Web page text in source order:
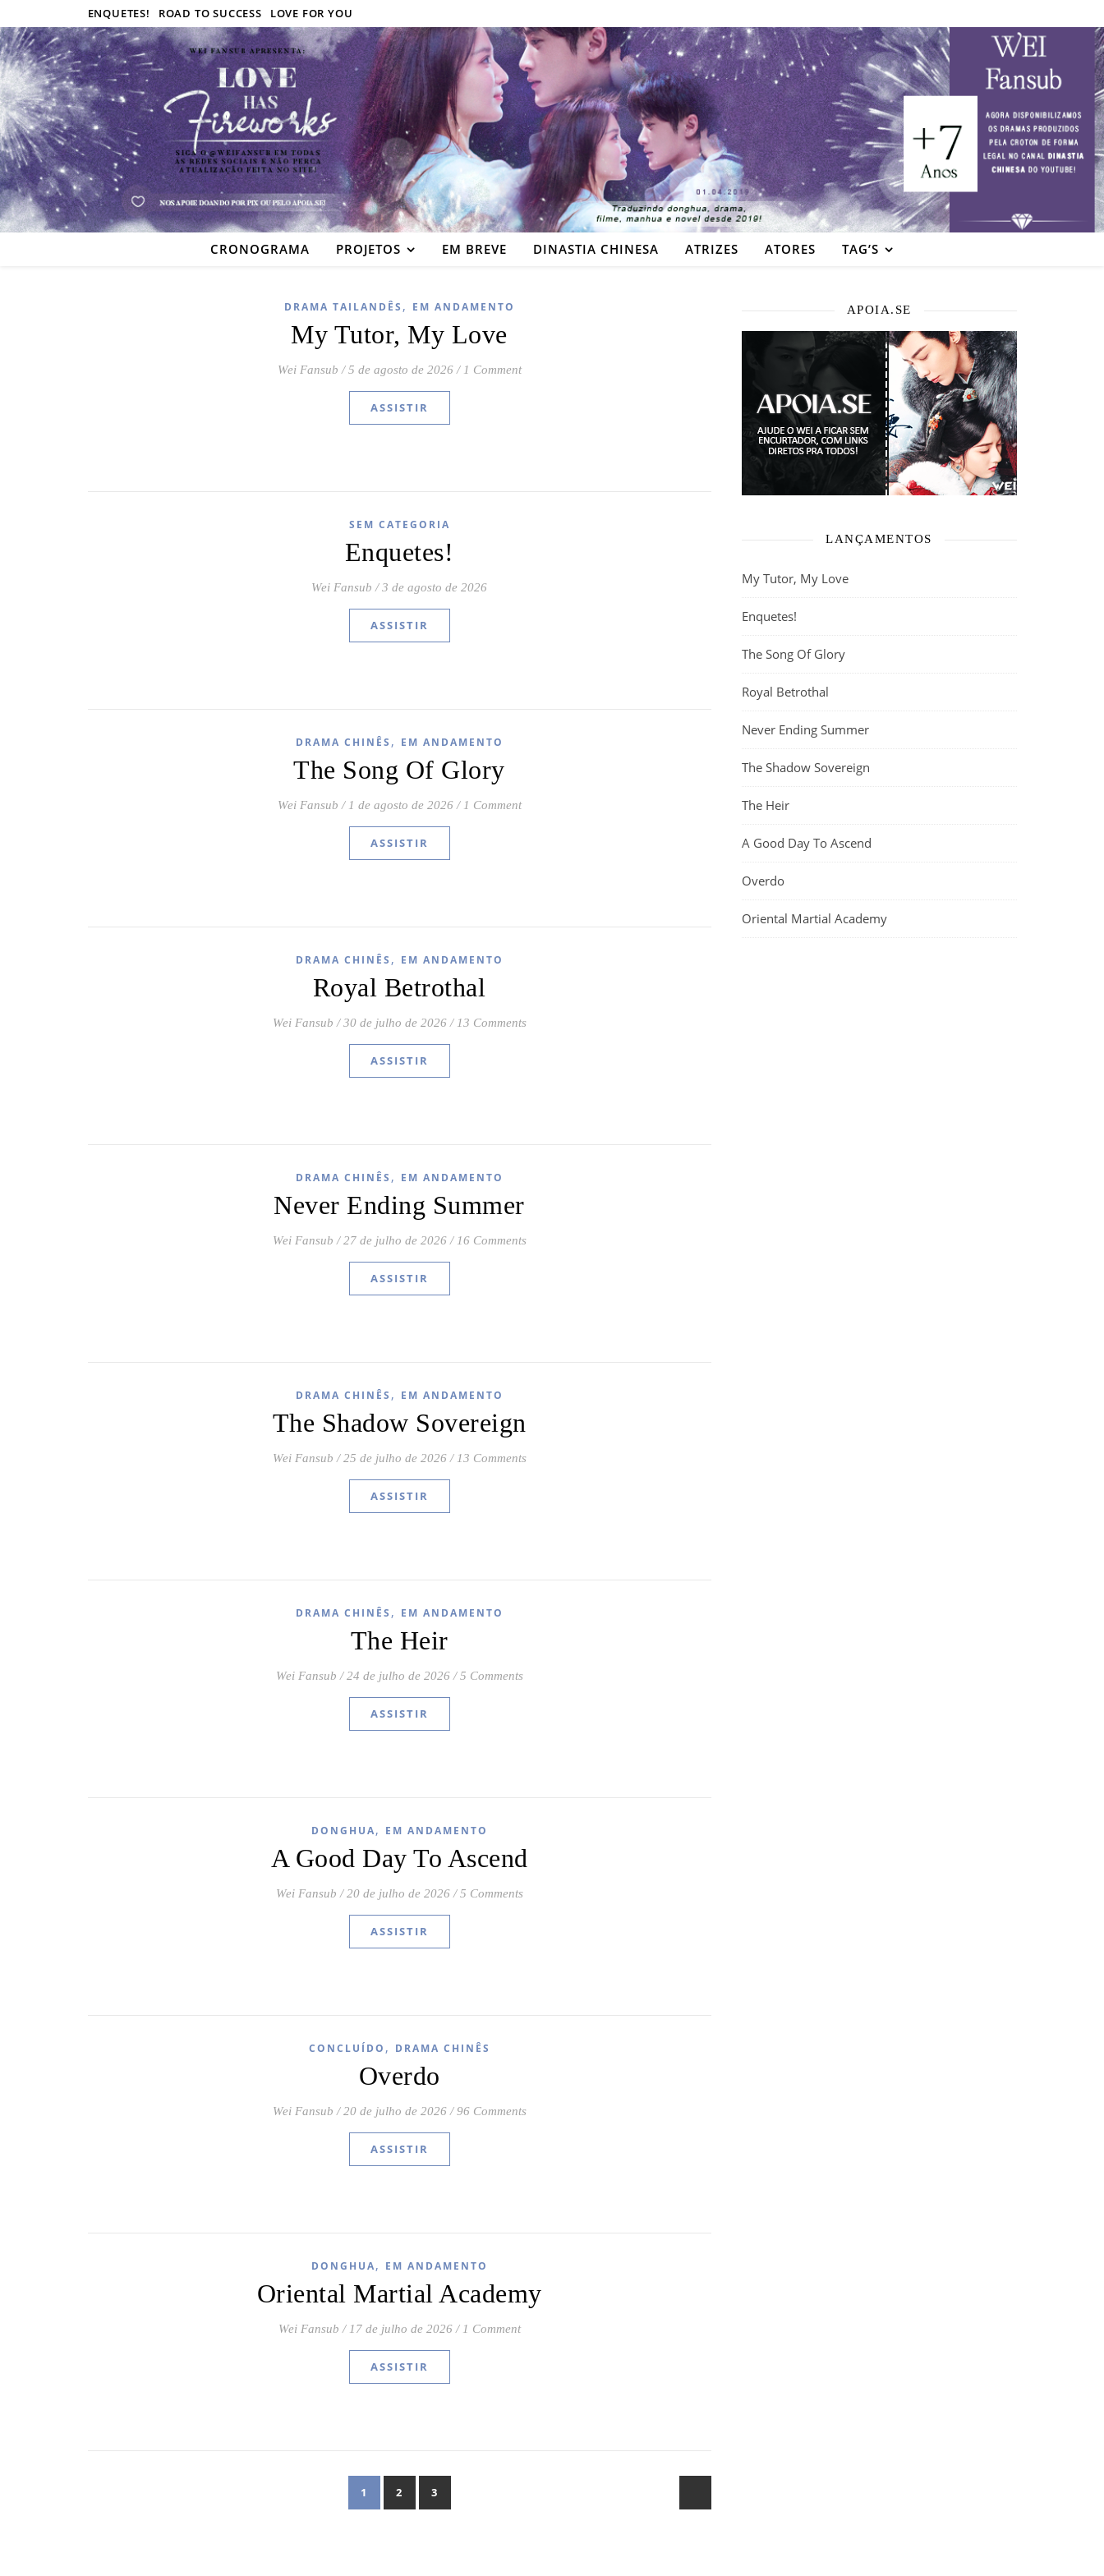
ENQUETES! ROAD TO SUCCESS LOVE FOR YOU
CRONOGRAMA PROJETOS EM BREVE DINASTIA CHINESA ATRIZES ATORES TAG’S
DRAMA TAILANDÊS , EM ANDAMENTO
My Tutor, My Love
Wei Fansub / 5 de agosto de 2026 / 1 Comment
ASSISTIR
SEM CATEGORIA
Enquetes!
Wei Fansub / 3 de agosto de 2026
ASSISTIR
DRAMA CHINÊS , EM ANDAMENTO
The Song Of Glory
Wei Fansub / 1 de agosto de 2026 / 1 Comment
ASSISTIR
DRAMA CHINÊS , EM ANDAMENTO
Royal Betrothal
Wei Fansub / 30 de julho de 2026 / 13 Comments
ASSISTIR
DRAMA CHINÊS , EM ANDAMENTO
Never Ending Summer
Wei Fansub / 27 de julho de 2026 / 16 Comments
ASSISTIR
DRAMA CHINÊS , EM ANDAMENTO
The Shadow Sovereign
Wei Fansub / 25 de julho de 2026 / 13 Comments
ASSISTIR
DRAMA CHINÊS , EM ANDAMENTO
The Heir
Wei Fansub / 24 de julho de 2026 / 5 Comments
ASSISTIR
DONGHUA, EM ANDAMENTO
A Good Day To Ascend
Wei Fansub / 20 de julho de 2026 / 5 Comments
ASSISTIR
CONCLUÍDO , DRAMA CHINÊS
Overdo
Wei Fansub / 20 de julho de 2026 / 96 Comments
ASSISTIR
DONGHUA, EM ANDAMENTO
Oriental Martial Academy
Wei Fansub / 17 de julho de 2026 / 1 Comment
ASSISTIR
1 2 3
APOIA.SE
LANÇAMENTOS
My Tutor, My Love
Enquetes!
The Song Of Glory
Royal Betrothal
Never Ending Summer
The Shadow Sovereign
The Heir
A Good Day To Ascend
Overdo
Oriental Martial Academy